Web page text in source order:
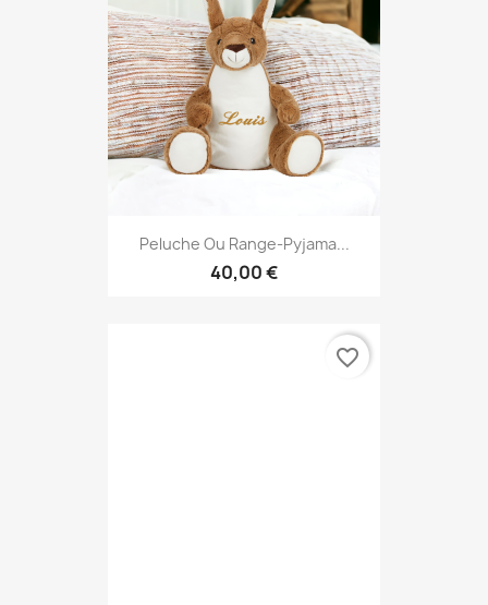
Peluche Ou Range-Pyjama...
40,00 €
favorite_border